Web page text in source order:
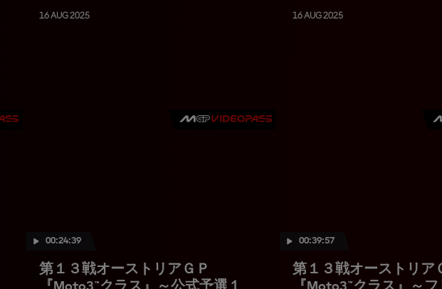
16 AUG 2025 16 AUG 2025
00:24:39
第１３戦オーストリアＧＰ
00:39:57
第１３戦オーストリア